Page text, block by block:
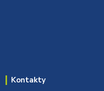
Kontakty